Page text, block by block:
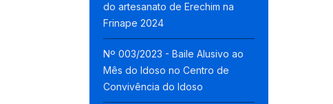
do artesanato de Erechim na
Frinape 2024
Nº 003/2023 - Baile Alusivo ao
Mês do Idoso no Centro de
Convivência do Idoso